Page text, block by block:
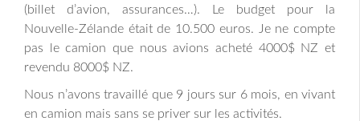
(billet d’avion, assurances…). Le budget pour la
Nouvelle-Zélande était de 10.500 euros. Je ne compte
pas le camion que nous avions acheté 4000$ NZ et
revendu 8000$ NZ.
Nous n’avons travaillé que 9 jours sur 6 mois, en vivant
en camion mais sans se priver sur les activités.